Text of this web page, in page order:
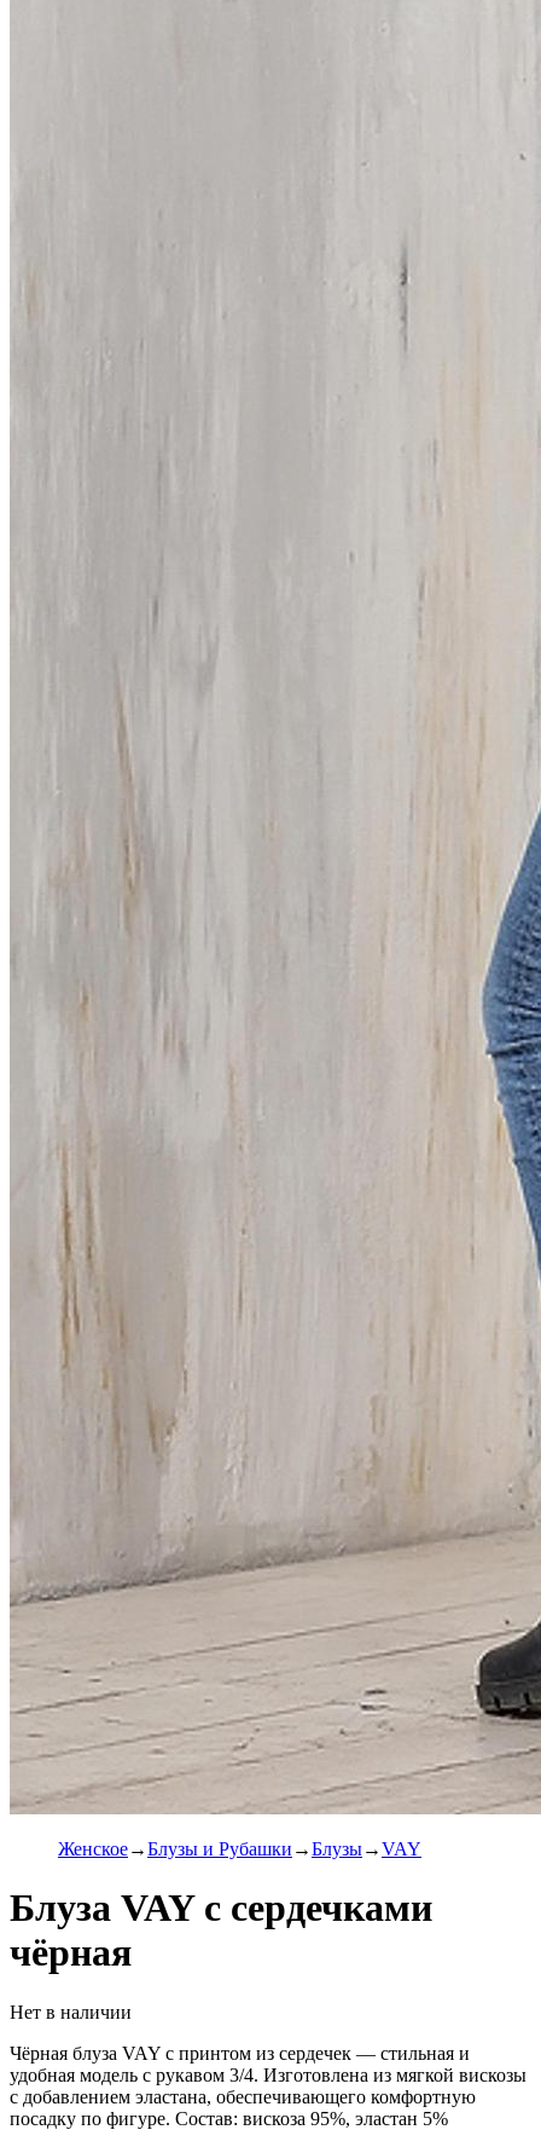
Женское Блузы и Рубашки Блузы VAY
Блуза VAY с сердечками
чёрная
Нет в наличии
Чёрная блуза VAY с принтом из сердечек — стильная и
удобная модель с рукавом 3/4. Изготовлена из мягкой вискозы
с добавлением эластана, обеспечивающего комфортную
посадку по фигуре. Состав: вискоза 95%, эластан 5%